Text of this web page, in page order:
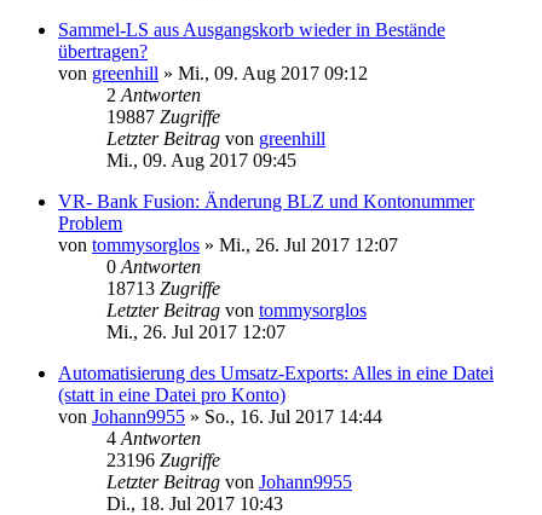
Sammel-LS aus Ausgangskorb wieder in Bestände
übertragen?
von greenhill » Mi., 09. Aug 2017 09:12
2 Antworten
19887 Zugriffe
Letzter Beitrag von greenhill
Mi., 09. Aug 2017 09:45
VR- Bank Fusion: Änderung BLZ und Kontonummer
Problem
von tommysorglos » Mi., 26. Jul 2017 12:07
0 Antworten
18713 Zugriffe
Letzter Beitrag von tommysorglos
Mi., 26. Jul 2017 12:07
Automatisierung des Umsatz-Exports: Alles in eine Datei
(statt in eine Datei pro Konto)
von Johann9955 » So., 16. Jul 2017 14:44
4 Antworten
23196 Zugriffe
Letzter Beitrag von Johann9955
Di., 18. Jul 2017 10:43